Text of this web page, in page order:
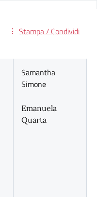
Stampa / Condividi
Samantha
Simone
Emanuela
Quarta